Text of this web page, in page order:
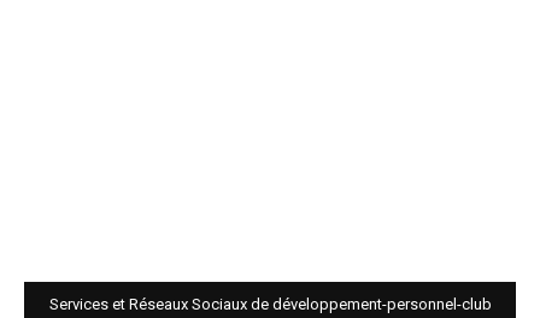
Services et Réseaux Sociaux de développement-personnel-club